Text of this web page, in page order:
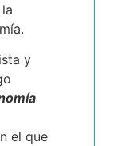
y
el que